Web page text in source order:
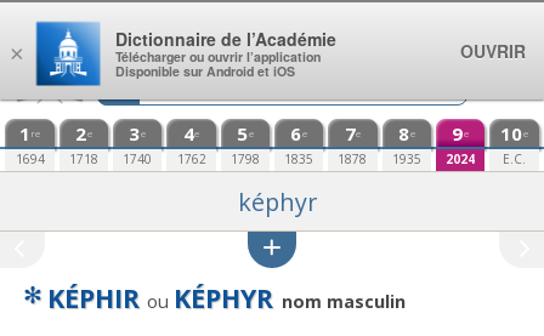
Aller au contenu
1 re
1694
2e
1718
3e
1740
4e
1762
5e
1798
6e
1835
7e
1878
8e
1935
9e
2024
10e
E.C.
képhyr
✻ KÉPHIR ou KÉPHYR nom masculin
×
Dictionnaire de l’Académie
Télécharger ou ouvrir l’application
Disponible sur Android et iOS
OUVRIR